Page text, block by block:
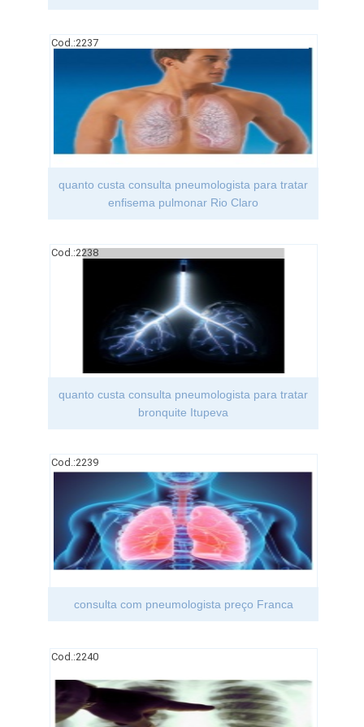
Cod.:2237
quanto custa consulta pneumologista para tratar
enfisema pulmonar Rio Claro
Cod.:2238
quanto custa consulta pneumologista para tratar
bronquite Itupeva
Cod.:2239
consulta com pneumologista preço Franca
Cod.:2240